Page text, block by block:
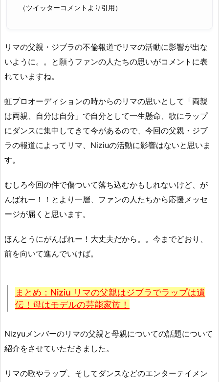
（ツイッターコメントより引用）
リマの父親・ジブラの不倫報道でリマの活動に影響が出な
いように。。と願うファンの人たちの思いがコメントに表
れていますね。
虹プロオーディションの時からのリマの思いとして「両親
は両親、自分は自分」で自分として一生懸命、歌にラップ
にダンスに集中してきて今があるので、今回の父親・ジブ
ラの報道によってリマ、Niziuの活動に影響はないと思いま
す。
むしろ今回の件で傷ついて落ち込むかもしれないけど、が
んばれー！！とより一層、ファンの人たちから応援メッセ
ージが届くと思います。
ほんとうにがんばれー！大丈夫だから。。今までどおり、
前を向いて進んでいけば。
まとめ：Niziu リマの父親はジブラでラップは遺
伝！母はモデルの芸能家族！
Nizyuメンバーのリマの父親と母親についての話題について
紹介をさせていただきました。
リマの歌やラップ、そしてダンスなどのエンターテイメン